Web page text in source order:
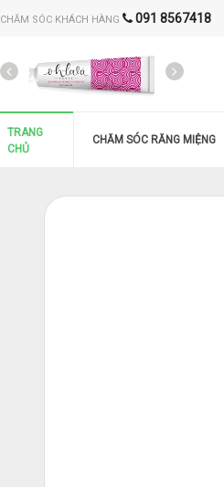
CHĂM SÓC KHÁCH HÀNG 091 8567418
TRANG
CHỦ
CHĂM SÓC RĂNG MIỆNG